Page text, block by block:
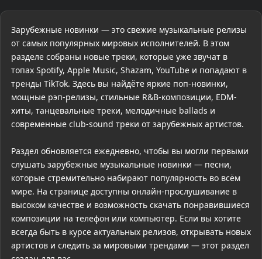
Зарубежные новинки — это свежие музыкальные релизы
от самых популярных мировых исполнителей. В этом
разделе собраны новые треки, которые уже звучат в
топах Spotify, Apple Music, Shazam, YouTube и попадают в
тренды TikTok. Здесь вы найдёте яркие поп-новинки,
мощные рэп-релизы, стильные R&B-композиции, EDM-
хиты, танцевальные треки, мелодичные ballads и
современные club-sound треки от зарубежных артистов.
Раздел обновляется ежедневно, чтобы вы могли первыми
слушать зарубежные музыкальные новинки — песни,
которые стремительно набирают популярность во всём
мире. На странице доступны онлайн-прослушивание в
высоком качестве и возможность скачать понравившиеся
композиции на телефон или компьютер. Если вы хотите
всегда быть в курсе актуальных релизов, открывать новых
артистов и следить за мировыми трендами — этот раздел